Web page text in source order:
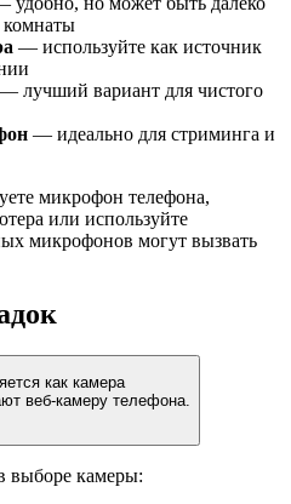
комнаты
— используйте как источник
— лучший вариант для чистого
— идеально для стриминга и
микрофон телефона,
или используйте
микрофонов могут вызвать
как камера
веб-камеру телефона.
выборе камеры: